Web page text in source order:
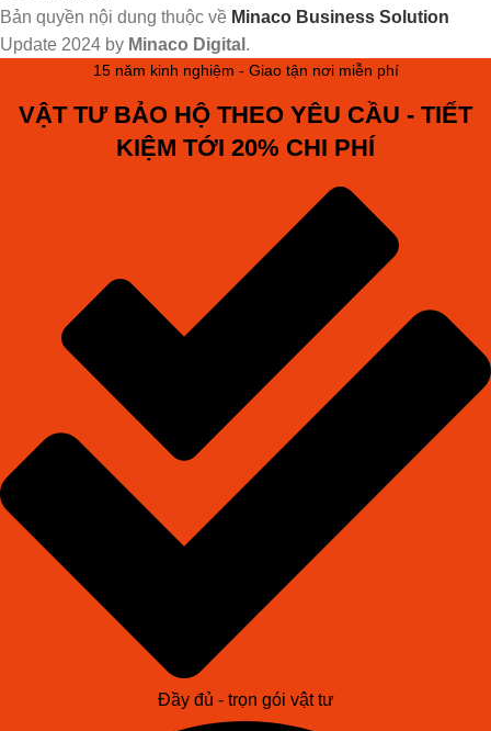
Bản quyền nội dung thuộc về Minaco Business Solution
Update 2024 by Minaco Digital .
15 năm kinh nghiệm - Giao tận nơi miễn phí
VẬT TƯ BẢO HỘ THEO YÊU CẦU - TIẾT
KIỆM TỚI 20% CHI PHÍ
Đầy đủ - trọn gói vật tư